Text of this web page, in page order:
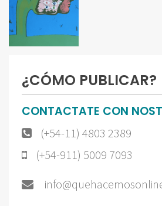
¿CÓMO PUBLICAR?
CONTACTATE CON
(+54-11) 4803 2389
(+54-911) 5009 7093